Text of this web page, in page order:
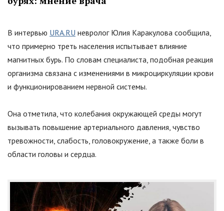
В интервью URA.RU невролог Юлия Каракулова сообщила,
что примерно треть населения испытывает влияние
магнитных бурь. По словам специалиста, подобная реакция
организма связана с изменениями в микроциркуляции крови
и функционированием нервной системы.
Она отметила, что колебания окружающей среды могут
вызывать повышение артериального давления, чувство
тревожности, слабость, головокружение, а также боли в
области головы и сердца.